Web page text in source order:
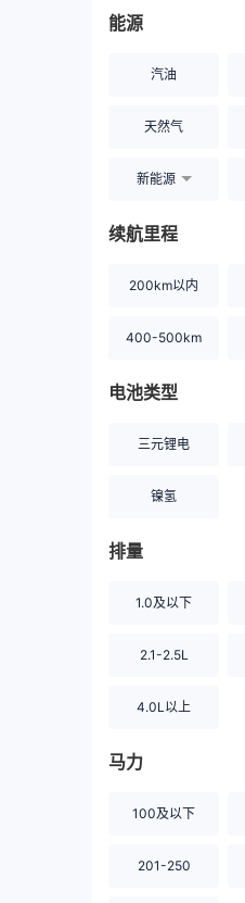
能源
汽油
天然气
新能源
续航里程
200km以内
400-500km
电池类型
三元锂电
镍氢
排量
1.0及以下
2.1-2.5L
4.0L以上
马力
100及以下
201-250